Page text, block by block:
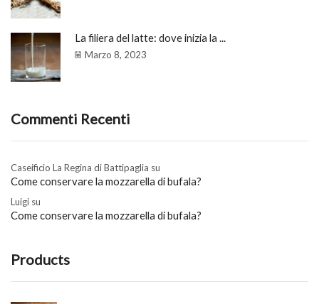
La filiera del latte: dove inizia la ...
Marzo 8, 2023
Commenti Recenti
Caseificio La Regina di Battipaglia su
Come conservare la mozzarella di bufala?
Luigi su
Come conservare la mozzarella di bufala?
Products